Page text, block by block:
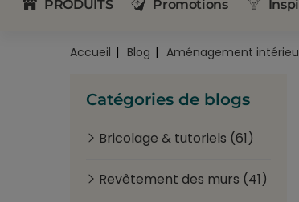
PRODUITS Promotions
Accueil Blog Aménagement
Catégories de blogs
Bricolage & tutoriels (61)
Revêtement des murs (41)